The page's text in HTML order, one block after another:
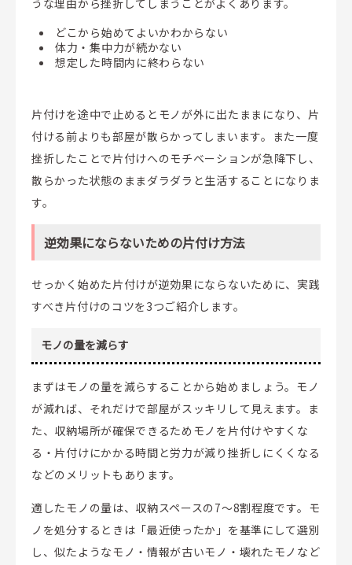
うな理由から挫折してしまうことがよくあります。
どこから始めてよいかわからない
体力・集中力が続かない
想定した時間内に終わらない
片付けを途中で止めるとモノが外に出たままになり、片
付ける前よりも部屋が散らかってしまいます。また一度
挫折したことで片付けへのモチベーションが急降下し、
散らかった状態のままダラダラと生活することになりま
す。
逆効果にならないための片付け方法
せっかく始めた片付けが逆効果にならないために、実践
すべき片付けのコツを3つご紹介します。
モノの量を減らす
まずはモノの量を減らすることから始めましょう。モノ
が減れば、それだけで部屋がスッキリして見えます。ま
た、収納場所が確保できるためモノを片付けやすくな
る・片付けにかかる時間と労力が減り挫折しにくくなる
などのメリットもあります。
適したモノの量は、収納スペースの7～8割程度です。モ
ノを処分するときは「最近使ったか」を基準にして選別
し、似たようなモノ・情報が古いモノ・壊れたモノなど